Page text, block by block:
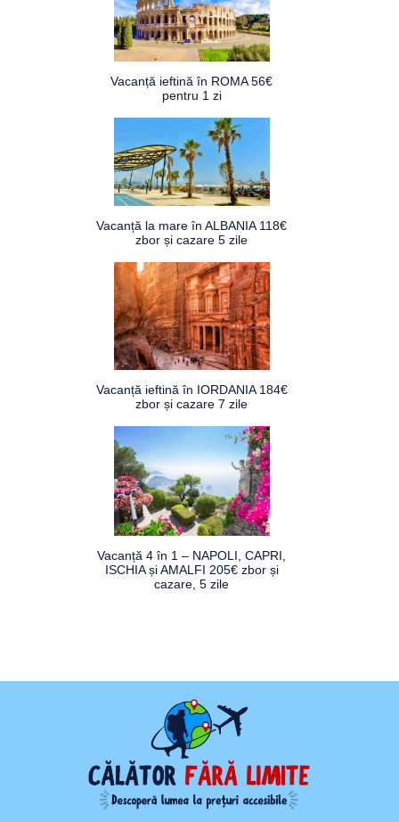
Vacanță ieftină în ROMA 56€
pentru 1 zi
Vacanță la mare în ALBANIA 118€
zbor și cazare 5 zile
Vacanță ieftină în IORDANIA 184€
zbor și cazare 7 zile
Vacanță 4 în 1 – NAPOLI, CAPRI,
ISCHIA și AMALFI 205€ zbor și
cazare, 5 zile